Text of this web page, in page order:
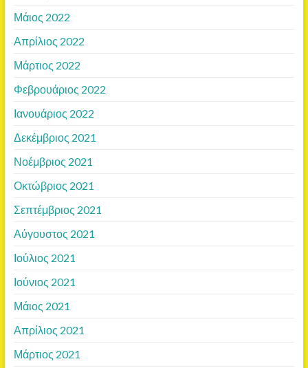
Μάιος 2022
Απρίλιος 2022
Μάρτιος 2022
Φεβρουάριος 2022
Ιανουάριος 2022
Δεκέμβριος 2021
Νοέμβριος 2021
Οκτώβριος 2021
Σεπτέμβριος 2021
Αύγουστος 2021
Ιούλιος 2021
Ιούνιος 2021
Μάιος 2021
Απρίλιος 2021
Μάρτιος 2021